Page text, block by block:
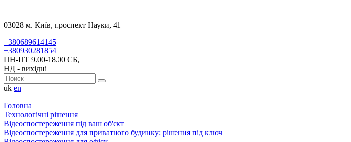
03028 м. Київ, проспект Науки, 41
+380689614145
+380930281854
ПН-ПТ 9.00-18.00 СБ,
НД - вихідні
uk en
Головна
Технологічні рішення
Відеоспостереження під ваш об'єкт
Відеоспостереження для приватного будинку: рішення під ключ